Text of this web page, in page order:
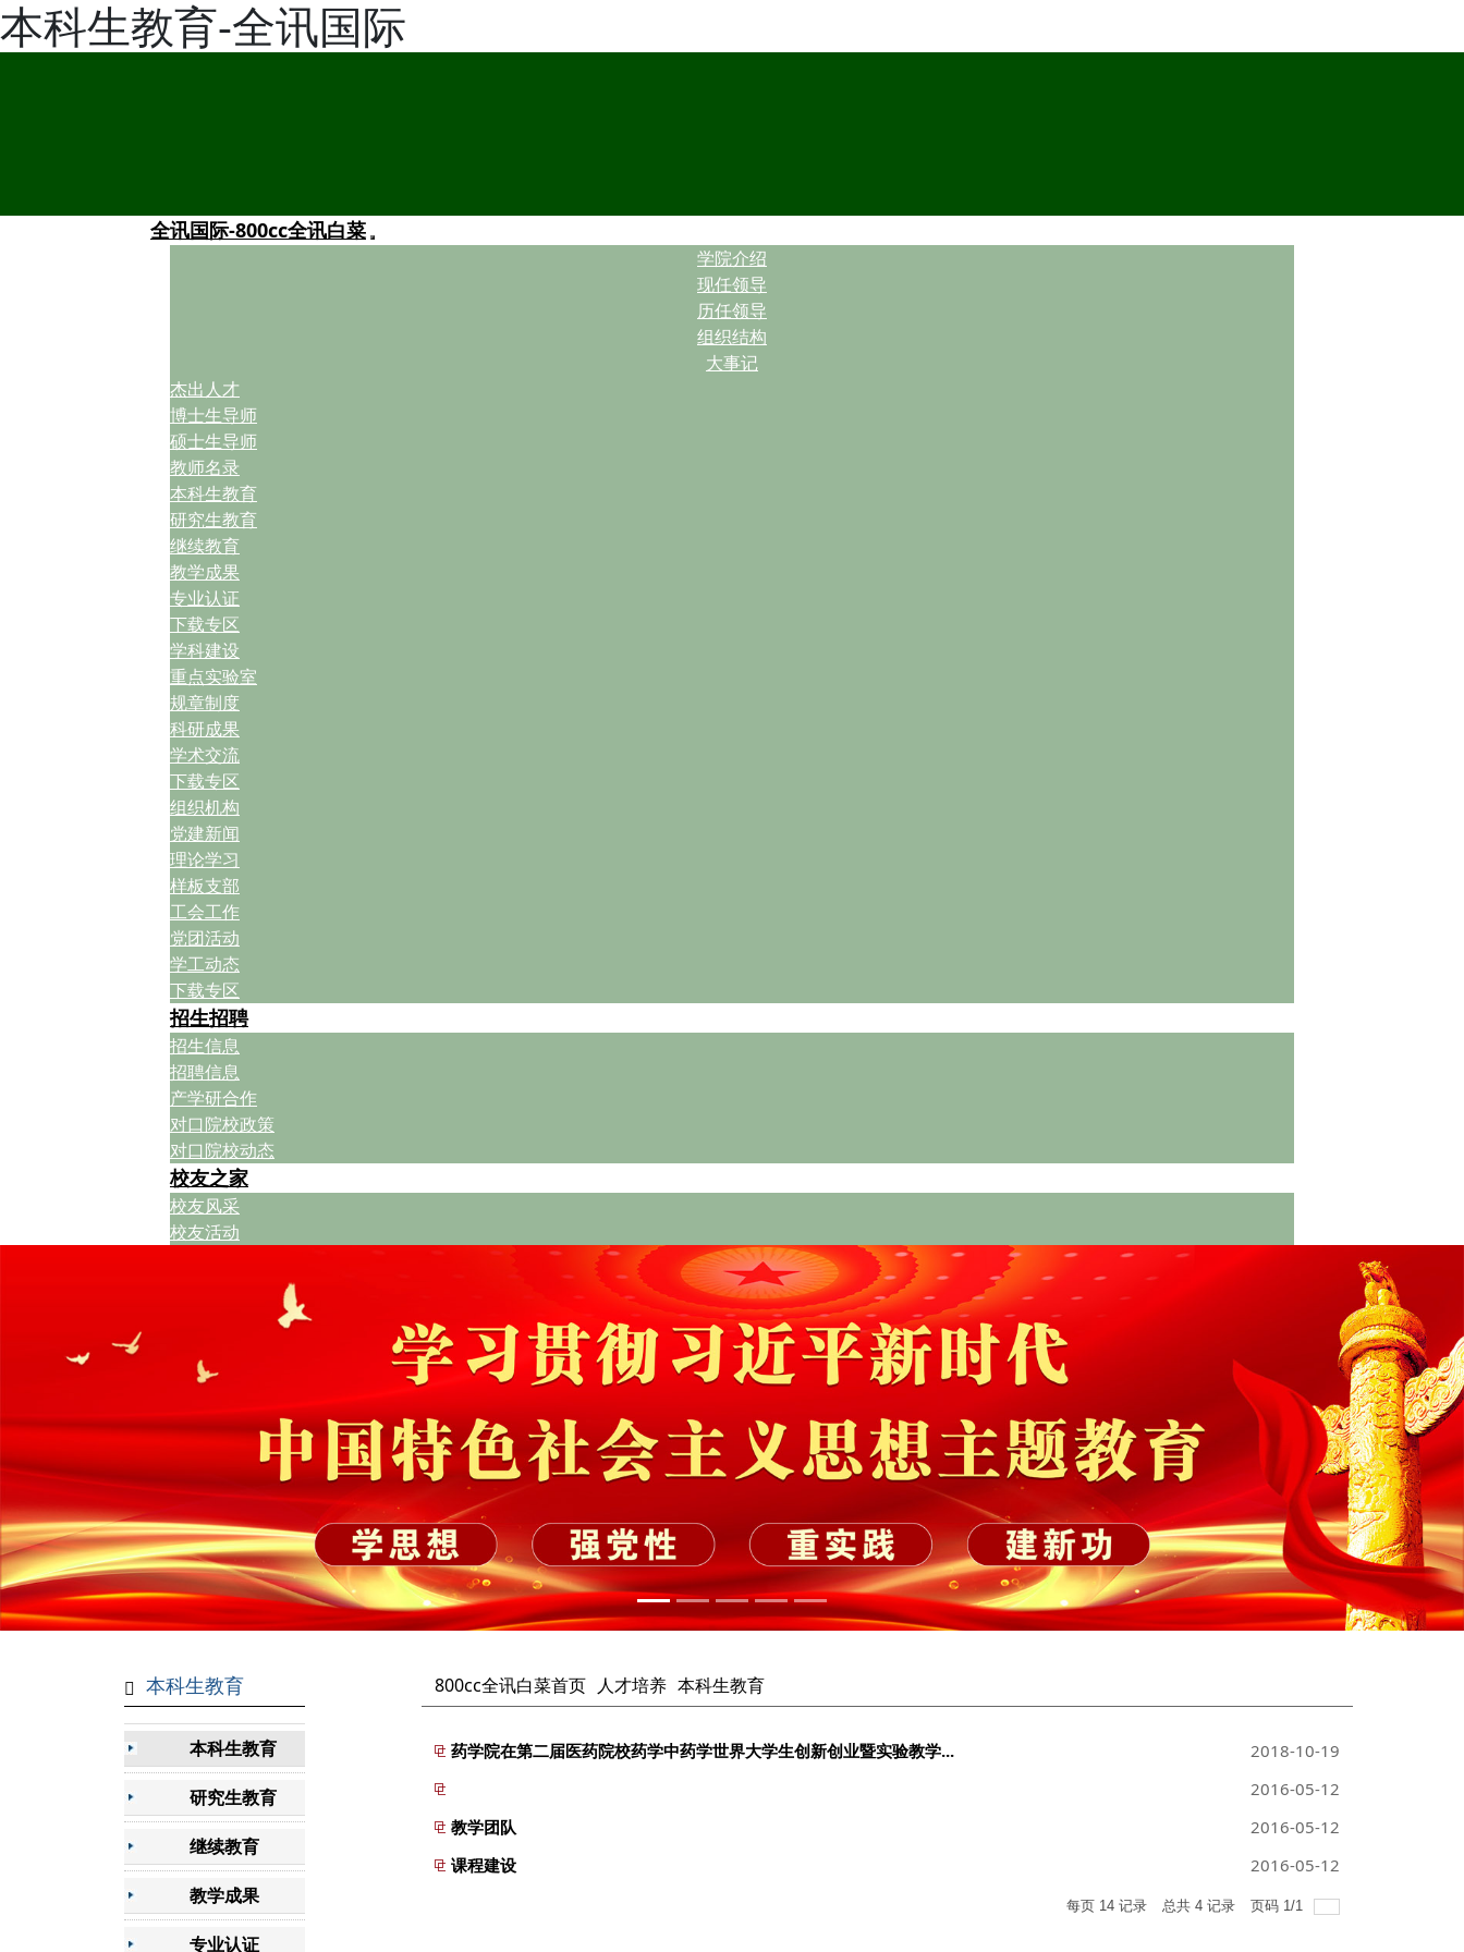
本科生教育-全讯国际
全讯国际-800cc全讯白菜
学院介绍
现任领导
历任领导
组织结构
大事记
杰出人才
博士生导师
硕士生导师
教师名录
本科生教育
研究生教育
继续教育
教学成果
专业认证
下载专区
学科建设
重点实验室
规章制度
科研成果
学术交流
下载专区
组织机构
党建新闻
理论学习
样板支部
工会工作
党团活动
学工动态
下载专区
招生招聘
招生信息
招聘信息
产学研合作
对口院校政策
对口院校动态
校友之家
校友风采
校友活动
本科生教育
本科生教育
研究生教育
继续教育
教学成果
专业认证
800cc全讯白菜首页 人才培养 本科生教育
药学院在第二届医药院校药学中药学世界大学生创新创业暨实验教学...
2018-10-19
2016-05-12
教学团队
2016-05-12
课程建设
2016-05-12
每页 14 记录 总共 4 记录 页码 1/1